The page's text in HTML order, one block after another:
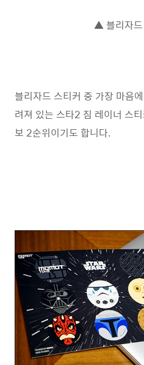
▲ 블리자드
블리자드 스티커 중 가장 마음
려져 있는 스타2 짐 레이너 스
보 2순위이기도 합니다.